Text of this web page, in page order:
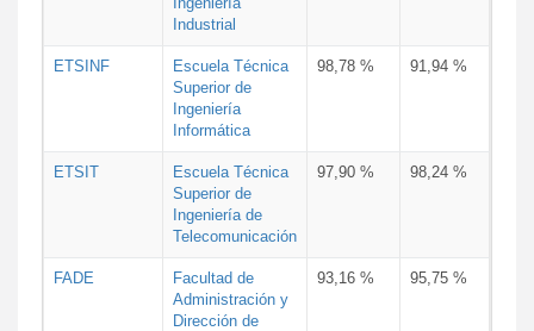
Industrial
ETSINF
Escuela Técnica
Superior de
Ingeniería
Informática
98,78 % 91,94 %
ETSIT
Escuela Técnica
Superior de
Ingeniería de
Telecomunicación
97,90 % 98,24 %
FADE
Facultad de
Administración y
Dirección de
93,16 % 95,75 %